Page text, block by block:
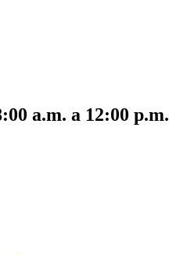
a.m. a 12:00 p.m.